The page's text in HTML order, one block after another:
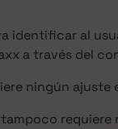
identificar al
a través del
ningún ajuste